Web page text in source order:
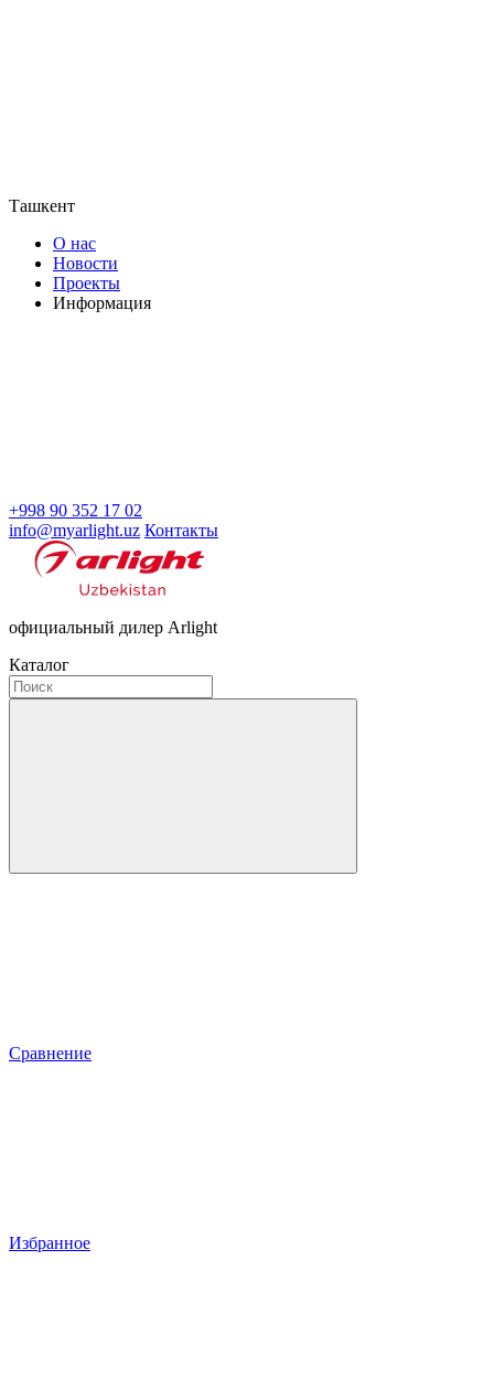
Ташкент
О нас
Новости
Проекты
Информация
+998 90 352 17 02
info@myarlight.uz Контакты
официальный дилер Arlight
Каталог
Сравнение
Избранное